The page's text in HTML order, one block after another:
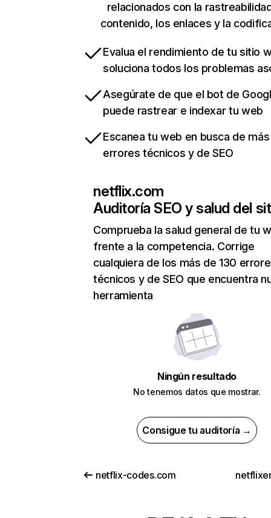
relacionados con la
contenido, los enlaces y la
Evalua el rendimiento de tu sitio
soluciona todos los problemas
Asegúrate de que el bot de
puede rastrear e indexar tu web
Escanea tu web en busca de
errores técnicos y de SEO
netflix.com
Auditoría SEO y salud del
Comprueba la salud general de tu
frente a la competencia. Corrige
cualquiera de los más de 130
técnicos y de SEO que encuentra
herramienta
Ningún resultado
No tenemos datos que mostrar.
Consigue tu auditoría →
netflix-codes.com